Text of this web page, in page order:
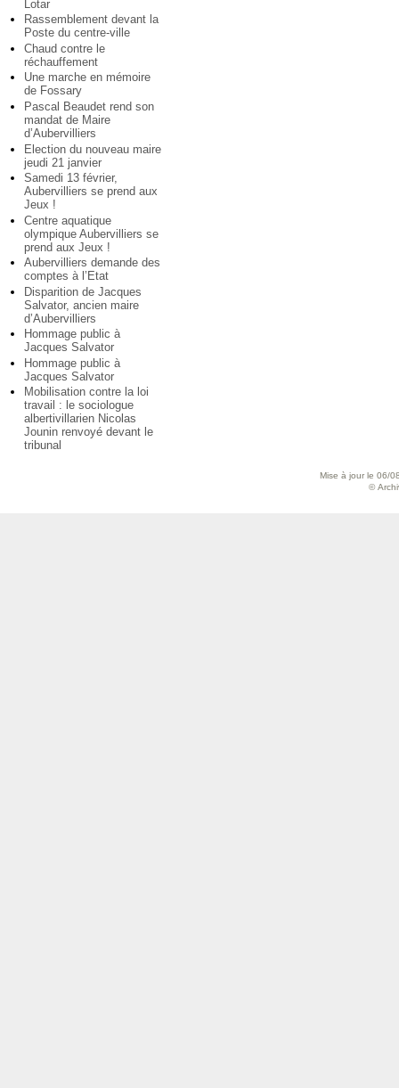
Lotar
Rassemblement devant la
Poste du centre-ville
Chaud contre le
réchauffement
Une marche en mémoire
de Fossary
Pascal Beaudet rend son
mandat de Maire
d’Aubervilliers
Election du nouveau maire
jeudi 21 janvier
Samedi 13 février,
Aubervilliers se prend aux
Jeux !
Centre aquatique
olympique Aubervilliers se
prend aux Jeux !
Aubervilliers demande des
comptes à l’Etat
Disparition de Jacques
Salvator, ancien maire
d’Aubervilliers
Hommage public à
Jacques Salvator
Hommage public à
Jacques Salvator
Mobilisation contre la loi
travail : le sociologue
albertivillarien Nicolas
Jounin renvoyé devant le
tribunal
Mise à jour le 06/
©